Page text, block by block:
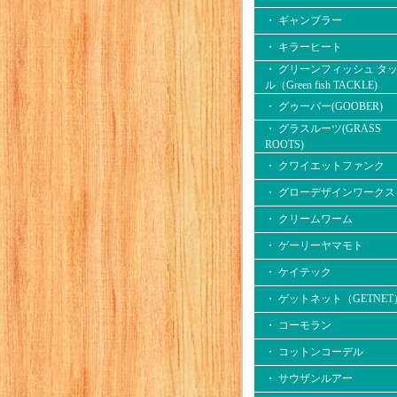
・ ギャンブラー
・ キラーヒート
・ グリーンフィッシュ タ
ル（Green fish TACKLE)
・ グゥーバー(GOOBER)
・ グラスルーツ(GRASS
ROOTS)
・ クワイエットファンク
・ グローデザインワークス
・ クリームワーム
・ ゲーリーヤマモト
・ ケイテック
・ ゲットネット（GETNET
・ コーモラン
・ コットンコーデル
・ サウザンルアー